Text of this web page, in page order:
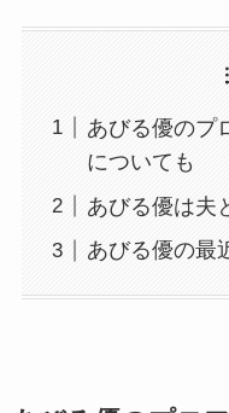
あびる優のプ
についても
あびる優は夫
あびる優の最